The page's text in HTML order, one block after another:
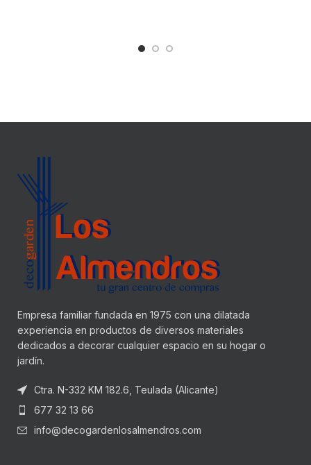
Empresa familiar fundada en 1975 con una dilatada
experiencia en productos de diversos materiales
dedicados a decorar cualquier espacio en su hogar o
jardín.
Ctra. N-332 KM 182.6, Teulada (Alicante)
677 32 13 66
info@decogardenlosalmendros.com